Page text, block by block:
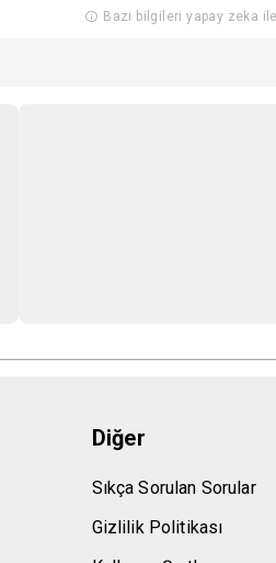
fiyatlarında değişiklik yapma
bilet ücretini iade ederek
Bazı bilgileri yapay zeka
Diğer
Sıkça Sorulan Sorular
Gizlilik Politikası